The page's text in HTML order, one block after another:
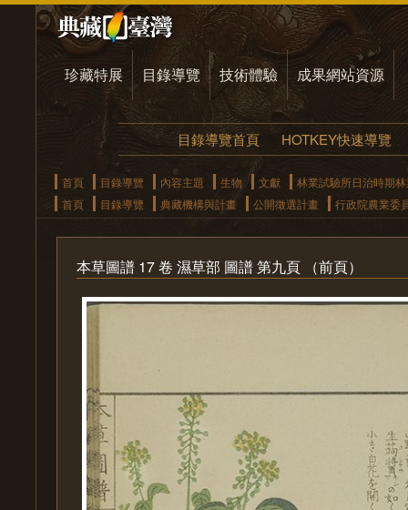
珍藏特展 目錄導覽 技術體驗 成果網站資源
目錄導覽首頁 HOTKEY快速導覽
首頁 目錄導覽 內容主題 生物 文獻
林業試驗所日治時期
首頁
目錄導覽 典藏機構與計畫 公開徵選計畫 行政院農業委
本草圖譜 17 卷 濕草部 圖譜 第九頁 （前頁）